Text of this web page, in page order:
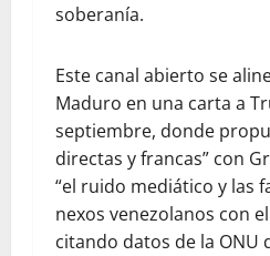
soberanía.
Este canal abierto se
Maduro en una carta a
septiembre, donde
directas y francas” con
“el ruido mediático y las
nexos venezolanos con
citando datos de la ONU